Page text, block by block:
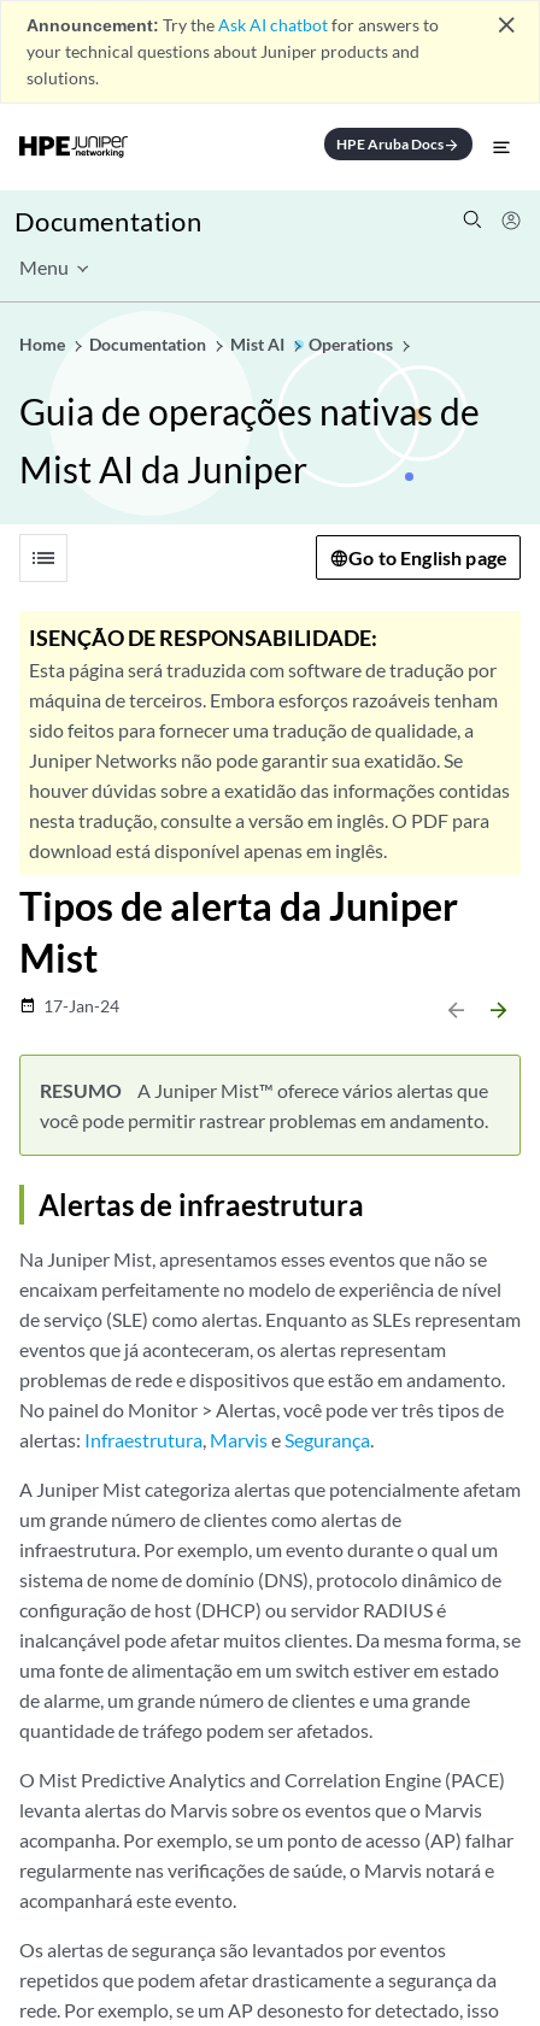
Announcement: Try theAsk AI chatbotfor answers to
your technical questions about Juniper products and
solutions.
close
HPE Aruba Docsarrow_forward
Documentation
Menu
Home Documentation Mist AI Operations
Guia de operações nativas de
Mist AI da Juniper
list Go to English page
ISENÇÃO DE RESPONSABILIDADE:
Esta página será traduzida com software de tradução por
máquina de terceiros. Embora esforços razoáveis tenham
sido feitos para fornecer uma tradução de qualidade, a
Juniper Networks não pode garantir sua exatidão. Se
houver dúvidas sobre a exatidão das informações contidas
nesta tradução, consulte a versão em inglês. O PDF para
download está disponível apenas em inglês.
Tipos de alerta da Juniper
Mist
date_range 17-Jan-24 arrow_backward arrow_forward
RESUMO
A Juniper Mist™ oferece vários alertas que
você pode permitir rastrear problemas em andamento.
Alertas de infraestrutura
Na Juniper Mist, apresentamos esses eventos que não se
encaixam perfeitamente no modelo de experiência de nível
de serviço (SLE) como alertas. Enquanto as SLEs representam
eventos que já aconteceram, os alertas representam
problemas de rede e dispositivos que estão em andamento.
No painel do Monitor > Alertas, você pode ver três tipos de
alertas: Infraestrutura, MarviseSegurança.
A Juniper Mist categoriza alertas que potencialmente afetam
um grande número de clientes como alertas de
infraestrutura. Por exemplo, um evento durante o qual um
sistema de nome de domínio (DNS), protocolo dinâmico de
configuração de host (DHCP) ou servidor RADIUS é
inalcançável pode afetar muitos clientes. Da mesma forma, se
uma fonte de alimentação em um switch estiver em estado
de alarme, um grande número de clientes e uma grande
quantidade de tráfego podem ser afetados.
O Mist Predictive Analytics and Correlation Engine (PACE)
levanta alertas do Marvis sobre os eventos que o Marvis
acompanha. Por exemplo, se um ponto de acesso (AP) falhar
regularmente nas verificações de saúde, o Marvis notará e
acompanhará este evento.
Os alertas de segurança são levantados por eventos
repetidos que podem afetar drasticamente a segurança da
rede. Por exemplo, se um AP desonesto for detectado, isso